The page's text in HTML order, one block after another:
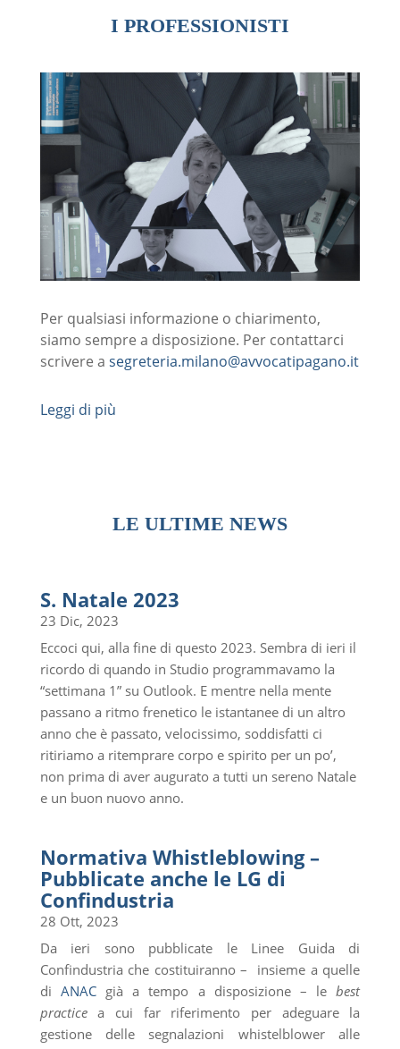
I PROFESSIONISTI
Per qualsiasi informazione o chiarimento,
siamo sempre a disposizione. Per contattarci
scrivere a segreteria.milano@avvocatipagano.it
Leggi di più
LE ULTIME NEWS
S. Natale 2023
23 Dic, 2023
Eccoci qui, alla fine di questo 2023. Sembra di ieri il
ricordo di quando in Studio programmavamo la
“settimana 1” su Outlook. E mentre nella mente
passano a ritmo frenetico le istantanee di un altro
anno che è passato, velocissimo, soddisfatti ci
ritiriamo a ritemprare corpo e spirito per un po’,
non prima di aver augurato a tutti un sereno Natale
e un buon nuovo anno.
Normativa Whistleblowing –
Pubblicate anche le LG di
Confindustria
28 Ott, 2023
Da ieri sono pubblicate le Linee Guida di
Confindustria che costituiranno – insieme a quelle
di ANACgià a tempo a disposizione – lebest
practicea cui far riferimento per adeguare la
gestione delle segnalazioni whistelblower alle